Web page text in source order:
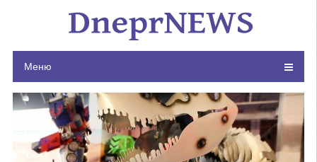
Меню